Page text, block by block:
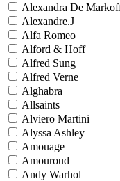
Alexandra De
Alexandre.J
Alfa Romeo
Alford & Hoff
Alfred Sung
Alfred Verne
Alghabra
Allsaints
Alviero Martini
Alyssa Ashley
Amouage
Amouroud
Andy Warhol